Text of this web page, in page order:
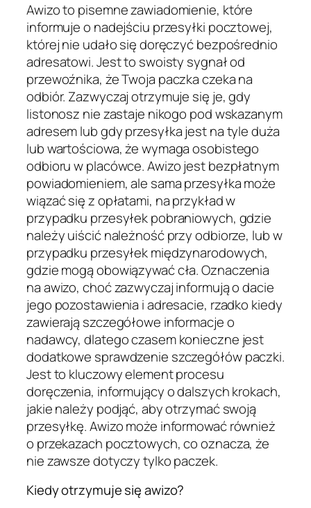
Awizo to pisemne zawiadomienie, które
informuje o nadejściu przesyłki pocztowej,
której nie udało się doręczyć bezpośrednio
adresatowi. Jest to swoisty sygnał od
przewoźnika, że Twoja paczka czeka na
odbiór. Zazwyczaj otrzymuje się je, gdy
listonosz nie zastaje nikogo pod wskazanym
adresem lub gdy przesyłka jest na tyle duża
lub wartościowa, że wymaga osobistego
odbioru w placówce. Awizo jest bezpłatnym
powiadomieniem, ale sama przesyłka może
wiązać się z opłatami, na przykład w
przypadku przesyłek pobraniowych, gdzie
należy uiścić należność przy odbiorze, lub w
przypadku przesyłek międzynarodowych,
gdzie mogą obowiązywać cła. Oznaczenia
na awizo, choć zazwyczaj informują o dacie
jego pozostawienia i adresacie, rzadko kiedy
zawierają szczegółowe informacje o
nadawcy, dlatego czasem konieczne jest
dodatkowe sprawdzenie szczegółów paczki.
Jest to kluczowy element procesu
doręczenia, informujący o dalszych krokach,
jakie należy podjąć, aby otrzymać swoją
przesyłkę. Awizo może informować również
o przekazach pocztowych, co oznacza, że
nie zawsze dotyczy tylko paczek.
Kiedy otrzymuje się awizo?